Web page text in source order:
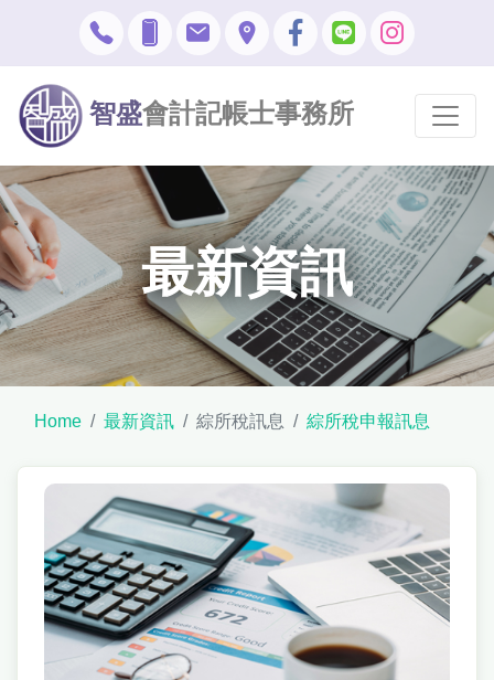
智盛會計記帳士事務所
最新資訊
Home 最新資訊 綜所稅訊息 綜所稅申報訊息